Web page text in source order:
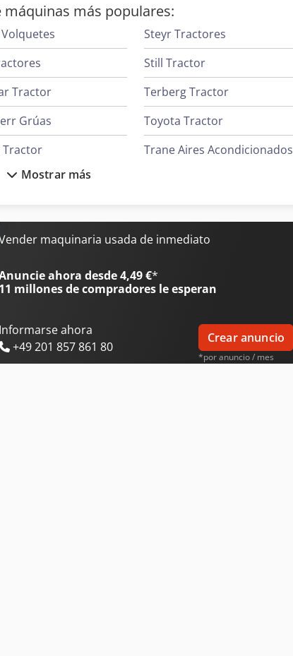
y la marca
con buena reputación en el mercado. Estas marcas
de repuestos. Además, consulte reseñas y
para conocer la experiencia de otros usuarios con
más populares:
Tractor
Grúas
Tractor
Motores Eléctricos
Steyr Tractores
Still Tractor
Terberg Tractor
Toyota Tractor
Trane Aires Acondicionados
Mostrar más
maquinaria usada de inmediato
ahora desde 4,49 €*
11 millones de compradores le esperan
Informarse ahora
+49 201 857 861 80
Crear anuncio
*por anuncio / mes